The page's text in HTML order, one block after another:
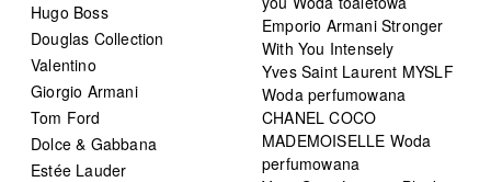
Hugo Boss
Douglas Collection
Valentino
Giorgio Armani
Tom Ford
Dolce & Gabbana
Estée Lauder
Emporio Armani Stronger
With You Intensely
Yves Saint Laurent MYSLF
Woda perfumowana
CHANEL COCO
MADEMOISELLE Woda
perfumowana